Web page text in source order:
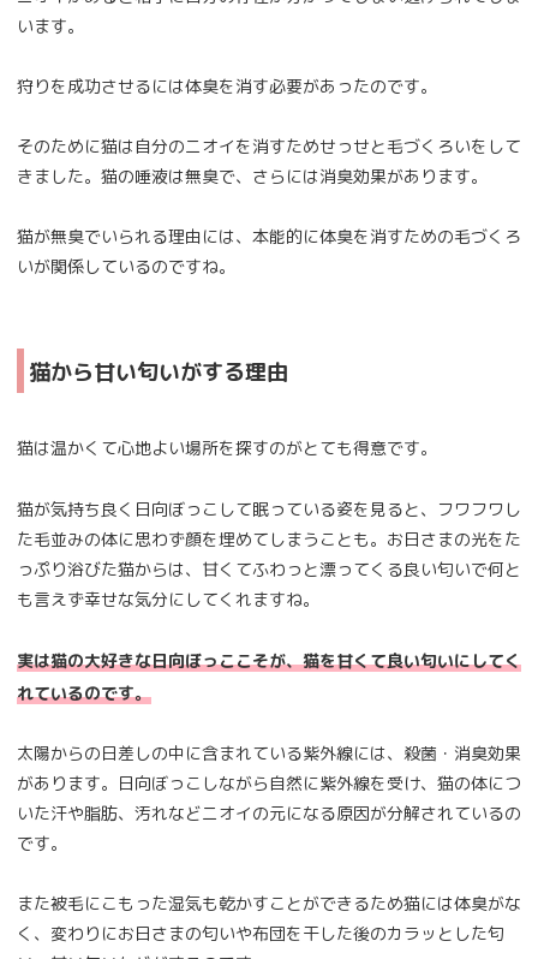
います。
狩りを成功させるには体臭を消す必要があったのです。
そのために猫は自分のニオイを消すためせっせと毛づくろいをして
きました。猫の唾液は無臭で、さらには消臭効果があります。
猫が無臭でいられる理由には、本能的に体臭を消すための毛づくろ
いが関係しているのですね。
猫から甘い匂いがする理由
猫は温かくて心地よい場所を探すのがとても得意です。
猫が気持ち良く日向ぼっこして眠っている姿を見ると、フワフワし
た毛並みの体に思わず顔を埋めてしまうことも。お日さまの光をた
っぷり浴びた猫からは、甘くてふわっと漂ってくる良い匂いで何と
も言えず幸せな気分にしてくれますね。
実は猫の大好きな日向ぼっここそが、猫を甘くて良い匂いにしてく
れているのです。
太陽からの日差しの中に含まれている紫外線には、殺菌・消臭効果
があります。日向ぼっこしながら自然に紫外線を受け、猫の体につ
いた汗や脂肪、汚れなどニオイの元になる原因が分解されているの
です。
また被毛にこもった湿気も乾かすことができるため猫には体臭がな
く、変わりにお日さまの匂いや布団を干した後のカラッとした匂